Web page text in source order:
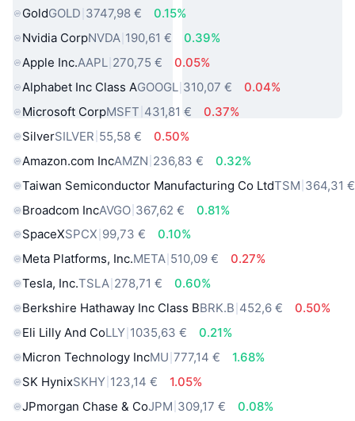
GoldGOLD 3747,98 €
0.15%
Nvidia CorpNVDA 190,61 €
0.39%
Apple Inc.AAPL 270,75 €
0.05%
Alphabet Inc Class AGOOGL 310,07 €
0.04%
Microsoft CorpMSFT 431,81 €
0.37%
SilverSILVER 55,58 €
0.50%
Amazon.com IncAMZN 236,83 €
0.32%
Taiwan Semiconductor Manufacturing Co LtdTSM 364,31 €
Broadcom IncAVGO 367,62 €
0.81%
SpaceXSPCX 99,73 €
0.10%
Meta Platforms, Inc.META 510,09 €
0.27%
Tesla, Inc.TSLA 278,71 €
0.60%
Berkshire Hathaway Inc Class BBRK.B 452,6 €
0.50%
Eli Lilly And CoLLY 1035,63 €
0.21%
Micron Technology IncMU 777,14 €
1.68%
SK HynixSKHY 123,14 €
1.05%
JPmorgan Chase & CoJPM 309,17 €
0.08%